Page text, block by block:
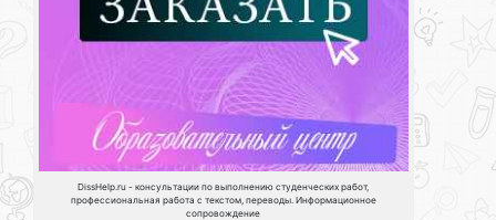
DissHelp.ru - консультации по выполнению студенческих работ,
профессиональная работа с текстом, переводы. Информационное
сопровождение